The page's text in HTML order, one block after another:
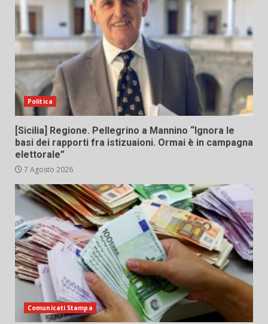
Politica
[Sicilia] Regione. Pellegrino a Mannino “Ignora le
basi dei rapporti fra istizuaioni. Ormai è in campagna
elettorale”
7 Agosto 2026
Comunicati Stampa